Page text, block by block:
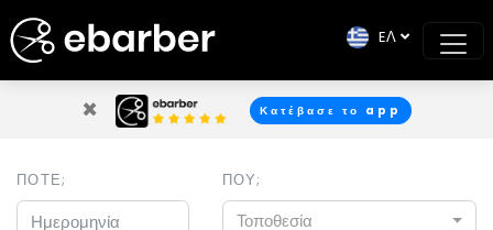
× Κατέβασε το app
EΛ
ΠΟΤΕ; ΠΟΥ;
Τοποθεσία